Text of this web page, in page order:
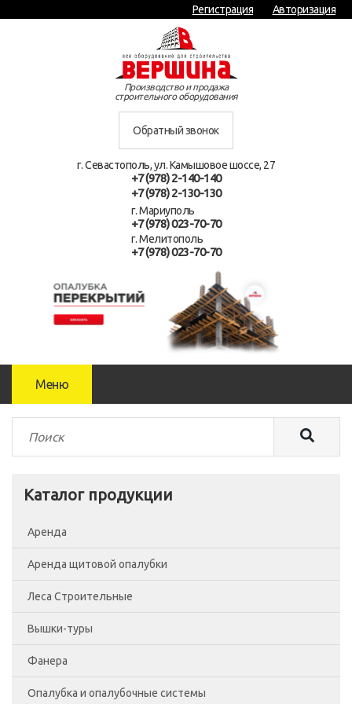
Регистрация Авторизация
Производство и продажа
строительного оборудования
Обратный звонок
г. Севастополь, ул. Камышовое шоссе, 27
+7 (978) 2-140-140
+7 (978) 2-130-130
г. Мариуполь
+7 (978) 023-70-70
г. Мелитополь
+7 (978) 023-70-70
Меню
Каталог продукции
Аренда
Аренда щитовой опалубки
Леса Строительные
Леса рамные
Помосты
Сетка фасадная
Вышки-туры
Вышка-тура ВСП-250/0.7
Вышка-тура ВСП-250/1.2
Фанера
Фанера Россия
Опалубка и опалубочные системы